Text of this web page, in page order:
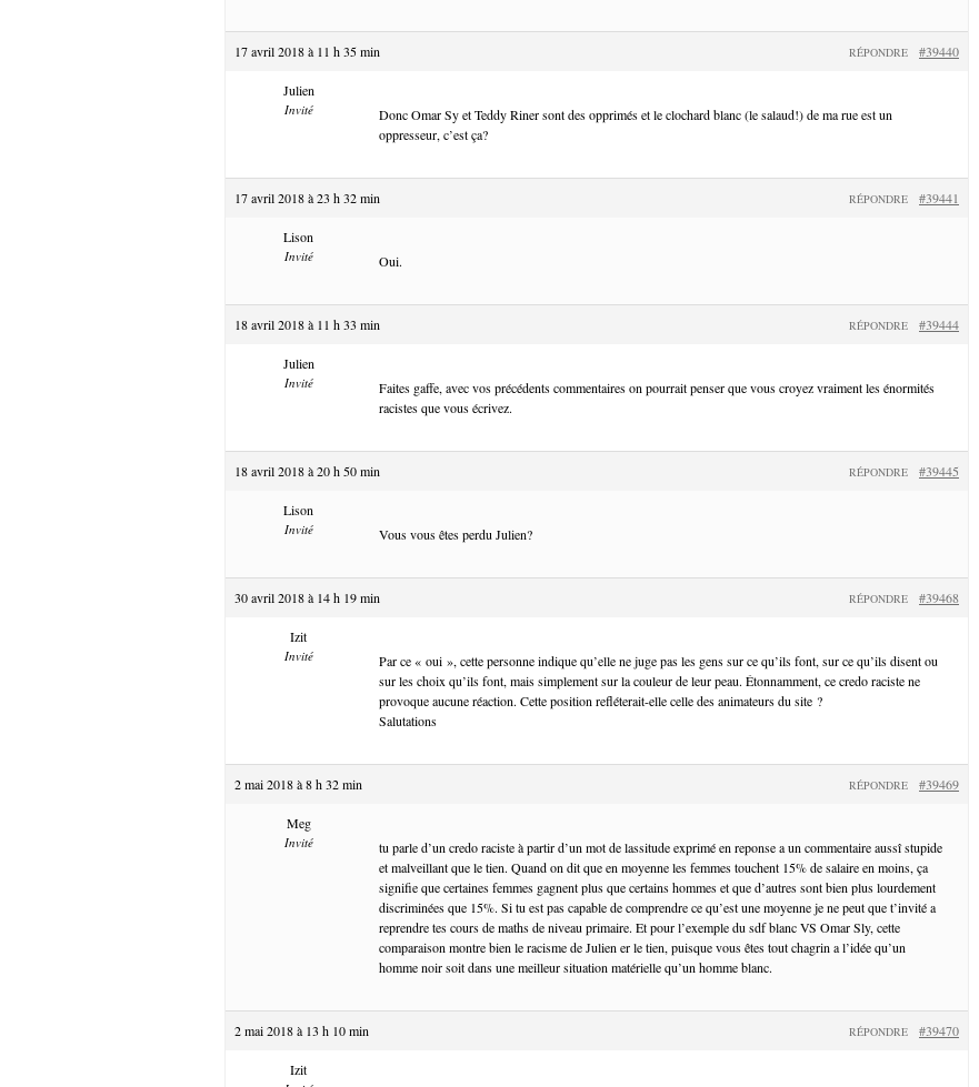
17 avril 2018 à 11 h 35 min #39440
RÉPONDRE
Julien
Invité
Donc Omar Sy et Teddy Riner sont des opprimés et le clochard blanc (le salaud!) de ma rue est un
oppresseur, c’est ça?
17 avril 2018 à 23 h 32 min #39441
RÉPONDRE
Lison
Invité Oui.
18 avril 2018 à 11 h 33 min #39444
RÉPONDRE
Julien
Invité
Faites gaffe, avec vos précédents commentaires on pourrait penser que vous croyez vraiment les énormités
racistes que vous écrivez.
18 avril 2018 à 20 h 50 min #39445
RÉPONDRE
Lison
Invité Vous vous êtes perdu Julien?
30 avril 2018 à 14 h 19 min #39468
RÉPONDRE
Izit
Invité
Par ce « oui », cette personne indique qu’elle ne juge pas les gens sur ce qu’ils font, sur ce qu’ils disent ou
sur les choix qu’ils font, mais simplement sur la couleur de leur peau. Étonnamment, ce credo raciste ne
provoque aucune réaction. Cette position refléterait-elle celle des animateurs du site ?
Salutations
2 mai 2018 à 8 h 32 min #39469
RÉPONDRE
Meg
Invité
tu parle d’un credo raciste à partir d’un mot de lassitude exprimé en reponse a un commentaire aussî stupide
et malveillant que le tien. Quand on dit que en moyenne les femmes touchent 15% de salaire en moins, ça
signifie que certaines femmes gagnent plus que certains hommes et que d’autres sont bien plus lourdement
discriminées que 15%. Si tu est pas capable de comprendre ce qu’est une moyenne je ne peut que t’invité a
reprendre tes cours de maths de niveau primaire. Et pour l’exemple du sdf blanc VS Omar Sly, cette
comparaison montre bien le racisme de Julien er le tien, puisque vous êtes tout chagrin a l’idée qu’un
homme noir soit dans une meilleur situation matérielle qu’un homme blanc.
2 mai 2018 à 13 h 10 min #39470
RÉPONDRE
Izit